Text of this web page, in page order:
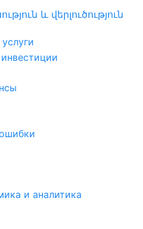
և վերլուծություն
и аналитика